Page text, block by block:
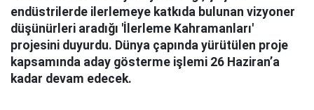
endüstrilerde ilerlemeye katkıda bulunan vizyoner
düşünürleri aradığı 'İlerleme Kahramanları'
projesini duyurdu. Dünya çapında yürütülen proje
kapsamında aday gösterme işlemi 26 Haziran’a
kadar devam edecek.